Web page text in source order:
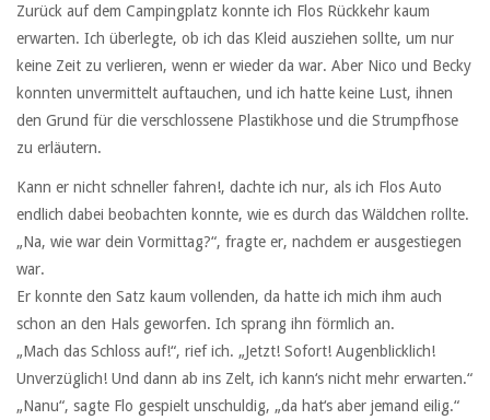
Zurück auf dem Campingplatz konnte ich Flos Rückkehr kaum
erwarten. Ich überlegte, ob ich das Kleid ausziehen sollte, um nur
keine Zeit zu verlieren, wenn er wieder da war. Aber Nico und Becky
konnten unvermittelt auftauchen, und ich hatte keine Lust, ihnen
den Grund für die verschlossene Plastikhose und die Strumpfhose
zu erläutern.
Kann er nicht schneller fahren!, dachte ich nur, als ich Flos Auto
endlich dabei beobachten konnte, wie es durch das Wäldchen rollte.
„Na, wie war dein Vormittag?“, fragte er, nachdem er ausgestiegen
war.
Er konnte den Satz kaum vollenden, da hatte ich mich ihm auch
schon an den Hals geworfen. Ich sprang ihn förmlich an.
„Mach das Schloss auf!“, rief ich. „Jetzt! Sofort! Augenblicklich!
Unverzüglich! Und dann ab ins Zelt, ich kann‘s nicht mehr erwarten.“
„Nanu“, sagte Flo gespielt unschuldig, „da hat‘s aber jemand eilig.“